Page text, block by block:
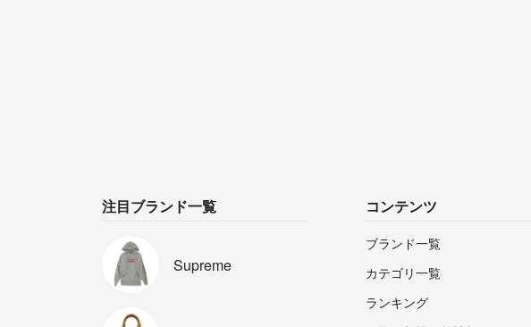
注目ブランド一覧
Supreme
コンテンツ
ブランド一覧
カテゴリ一覧
ランキング